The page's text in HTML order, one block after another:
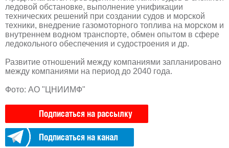
ледовой обстановке, выполнение унификации
технических решений при создании судов и морской
техники, внедрение газомоторного топлива на морском и
внутреннем водном транспорте, обмен опытом в сфере
ледокольного обеспечения и судостроения и др.
Развитие отношений между компаниями запланировано
между компаниями на период до 2040 года.
Фото: АО "ЦНИИМФ"
Подписаться на рассылку
Подписаться на канал